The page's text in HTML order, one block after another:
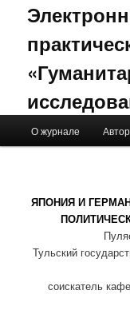
Skip to primary
Skip to secondary
О журнале
ЯПОНИЯ И
Тульский
соискатель